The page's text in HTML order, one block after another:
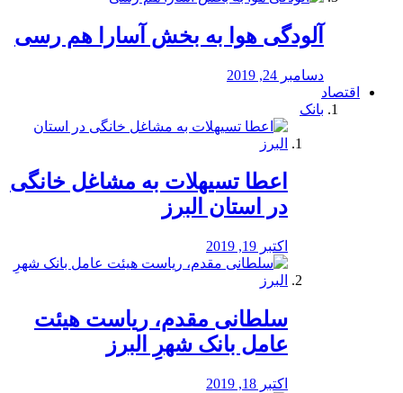
آلودگی هوا به بخش آسارا هم رسی
دسامبر 24, 2019
اقتصاد
بانک
️اعطا تسیهلات به مشاغل خانگی
در استان البرز
اکتبر 19, 2019
سلطانی مقدم، ریاست هیئت
عامل بانک شهرِ البرز
اکتبر 18, 2019